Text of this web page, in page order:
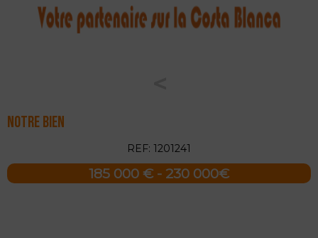
Notre bien
REF: 1201241
185 000 € - 230 000€